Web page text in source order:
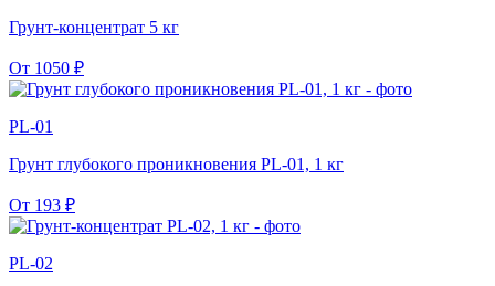
Грунт-концентрат 5 кг
От 1050 ₽
PL-01
Грунт глубокого проникновения PL-01, 1 кг
От 193 ₽
PL-02